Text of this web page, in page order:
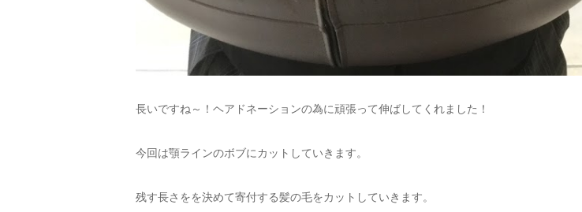
長いですね～！ヘアドネーションの為に頑張って伸ばしてくれました！
今回は顎ラインのボブにカットしていきます。
残す長さをを決めて寄付する髪の毛をカットしていきます。